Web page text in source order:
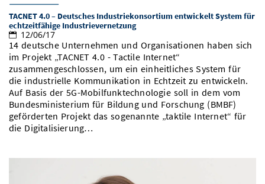
TACNET 4.0 – Deutsches Industriekonsortium entwickelt System für
echtzeitfähige Industrievernetzung
12/06/17
14 deutsche Unternehmen und Organisationen haben sich
im Projekt „TACNET 4.0 - Tactile Internet“
zusammengeschlossen, um ein einheitliches System für
die industrielle Kommunikation in Echtzeit zu entwickeln.
Auf Basis der 5G-Mobilfunktechnologie soll in dem vom
Bundesministerium für Bildung und Forschung (BMBF)
geförderten Projekt das sogenannte „taktile Internet“ für
die Digitalisierung…